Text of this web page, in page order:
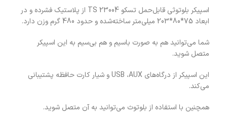
اسپیکر بلوتوثی قابل‌حمل تسکو TS 23004 از پلاستیک فشرده و در
ابعاد 75*80*203 میلی‌متر ساخته‌شده و حدود 480 گرم وزن دارد.
شما می‌توانید هم به صورت باسیم و هم بی‌سیم به این اسپیکر
متصل شوید.
این اسپیکر از درگاه‌های USB ،AUX و شیار کارت حافظه پشتیبانی
می‌کند.
همچنین با استفاده از بلوتوث می‌توانید به آن متصل شوید.